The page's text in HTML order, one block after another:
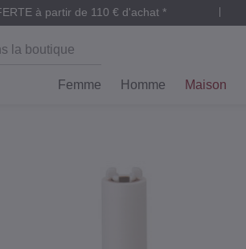
à partir de 110 € d'achat *
Femme Homme Maison